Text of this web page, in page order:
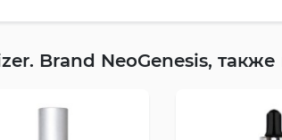
Brand NeoGenesis, также